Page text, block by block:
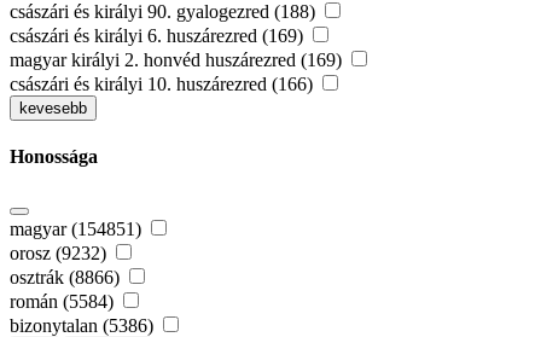
császári és királyi 90. gyalogezred (188)
császári és királyi 6. huszárezred (169)
magyar királyi 2. honvéd huszárezred (169)
császári és királyi 10. huszárezred (166)
kevesebb
Honossága
magyar (154851)
orosz (9232)
osztrák (8866)
román (5584)
bizonytalan (5386)